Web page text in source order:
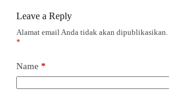
Leave a Reply
Alamat email Anda tidak akan dipublikasikan.
*
Name *